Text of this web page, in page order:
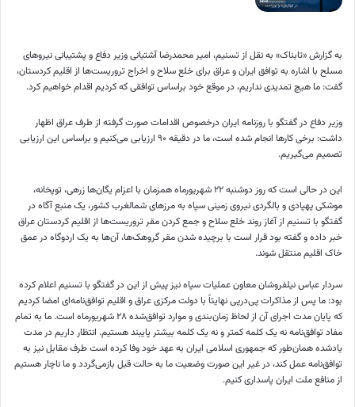
به گزارش «تابناک» به نقل از تسنیم، امیر محمدرضا آشتیانی وزیر دفاع و پشتیبانی نیرو‌های
مسلح با اشاره به توافق ایران و عراق برای خلع سلاح و اخراج تروریست‌ها از اقلیم کردستان،
گفت: ما هیچ تمدیدی نداریم، در موقع خود براساس توافقی که کردیم اقدام خواهیم کرد.
وزیر دفاع در گفتگو با روزنامه ایران درخصوص اقدامات صورت گرفته از طرف عراق اظهار
داشت: برخی کار‌ها انجام شده است، ما در دقیقه ۹۰ ارزیابی می‌کنیم و براساس این ارزیابی
تصمیم می‌گیریم.
این در حالی است که روز دوشنبه ۲۲ شهریورماه همزمان با اعزام یگان‌ها زرهی، توپخانه،
موشکی پهپادی و بالگردی نیروی زمینی سپاه به مرز‌های شمالغرب کشور، یک منبع آگاه در
گفتگو با تسنیم از آغاز روند خلع سلاح و جمع کردن مقر تروریست‌ها از اقلیم کردستان عراق
خبر داده و گفته بود قرار است با برچیده شدن مقر گروهک‌ها، آن‌ها به یک اردوگاه در عمق
خاک اقلیم منتقل شوند.
سردار عباس نیلفروشان معاون عملیات سپاه نیز پیش از این در گفتگو با تسنیم اعلام کرده
بود: ما پس از مذاکرات پی‌درپی نهایتاً با دولت مرکزی عراق و اقلیم توافق‌نامه‌ای امضا کردیم
که پایان مدت اجرای آن از لحاظ زمان‌بندی و موارد توافق‌شده ۲۸ شهریورماه است. ما به تمام
مفاد توافق‌نامه نه یک کلمه کمتر و نه یک کلمه بیشتر پایبند هستیم. انتظار داریم در مدت
یادشده همان‌طور که جمهوری اسلامی ایران به عهد خود وفا کرده است طرف مقابل نیز به
توافق‌نامه عمل کند، در غیر این صورت وضعیت ما به حالت قبل بازمی‌گردد و ما ناچار هستیم
از منافع ملت ایران پاسداری کنیم.